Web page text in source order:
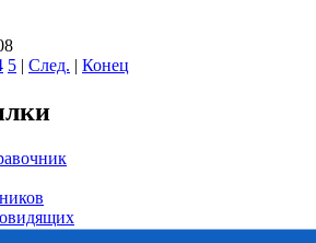
5 | След. | Конец